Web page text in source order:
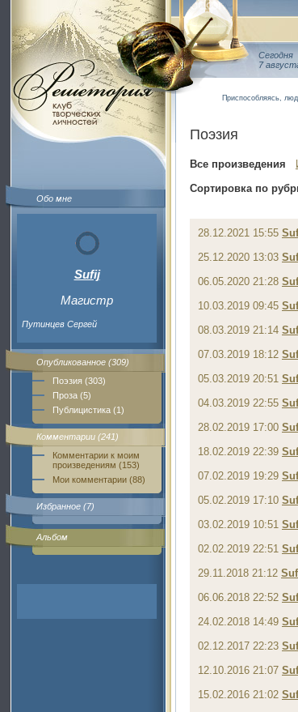
Обо мне
Sufij
Магистр
Путинцев Сергей
Опубликованное (309)
Поэзия (303)
Проза (5)
Публицистика (1)
Комментарии (241)
Комментарии к моим
произведениям (153)
Мои комментарии (88)
Избранное (7)
Альбом
Сегодня
7
Приспособляясь,
Поэзия
Все произведения
Сортировка по
28.12.2021 15:55
25.12.2020 13:03
06.05.2020 21:28
10.03.2019 09:45
08.03.2019 21:14
07.03.2019 18:12
05.03.2019 20:51
04.03.2019 22:55
28.02.2019 17:00
18.02.2019 22:39
07.02.2019 19:29
05.02.2019 17:10
03.02.2019 10:51
02.02.2019 22:51
29.11.2018 21:12
06.06.2018 22:52
24.02.2018 14:49
02.12.2017 22:23
12.10.2016 21:07
15.02.2016 21:02